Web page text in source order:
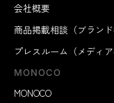
会社概要
商品掲載相談（ブランド
プレスルーム（メディア
MONOCO
MONOCO